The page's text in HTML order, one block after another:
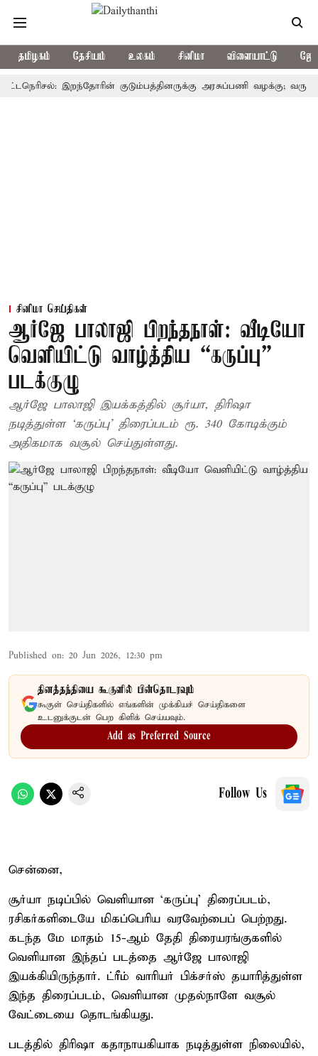
தமிழகம் தேசியம் உலகம் சினிமா விளையாட்டு
இறந்தோரின் குடும்பத்தினருக்கு அரசுப்பணி வழக்கு; வரும்
சினிமா செய்திகள்
ஆர்ஜே பாலாஜி பிறந்தநாள்: வீடியோ
வெளியிட்டு வாழ்த்திய “கருப்பு”
படக்குழு
ஆர்ஜே பாலாஜி இயக்கத்தில் சூர்யா, திரிஷா
நடித்துள்ள ‘கருப்பு’ திரைப்படம் ரூ. 340 கோடிக்கும்
அதிகமாக வசூல் செய்துள்ளது.
Published on: 20 Jun 2026, 12:30 pm
தினத்தந்தியை கூகுளில் பின்தொடரவும்
கூகுள் செய்திகளில் எங்களின் முக்கியச் செய்திகளை
உடனுக்குடன் பெற கிளிக் செய்யவும்.
Add as Preferred Source
Follow Us
சென்னை,
சூர்யா நடிப்பில் வெளியான ‘கருப்பு’ திரைப்படம்,
ரசிகர்களிடையே மிகப்பெரிய வரவேற்பைப் பெற்றது.
கடந்த மே மாதம் 15-ஆம் தேதி திரையரங்குகளில்
வெளியான இந்தப் படத்தை ஆர்ஜே பாலாஜி
இயக்கியிருந்தார். ட்ரீம் வாரியர் பிக்சர்ஸ் தயாரித்துள்ள
இந்த திரைப்படம், வெளியான முதல்நாளே வசூல்
வேட்டையை தொடங்கியது.
படத்தில் திரிஷா கதாநாயகியாக நடித்துள்ள நிலையில்,